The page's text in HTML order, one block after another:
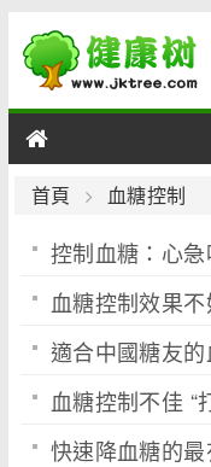
男性
女性
育兒
老人
首頁 血糖控制
控制血糖：心
血糖控制效果
適合中國糖友
血糖控制不佳 “
快速降血糖的